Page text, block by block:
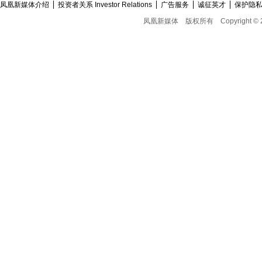
凤凰新媒体介绍 投资者关系 Investor Relations 广告服务 诚征英才
保护隐
凤凰新媒体
版权所有 Copyright ©